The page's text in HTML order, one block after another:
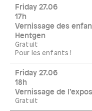
Friday 27.06
17h
Vernissage des
Hentgen
Gratuit
Pour les enfants !
Friday 27.06
18h
Vernissage de
Gratuit